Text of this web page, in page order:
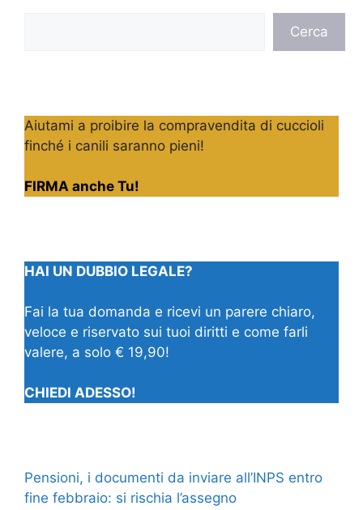
Cerca
Aiutami a proibire la compravendita di cuccioli
finché i canili saranno pieni!
FIRMA anche Tu!
HAI UN DUBBIO LEGALE?
Fai la tua domanda e ricevi un parere chiaro,
veloce e riservato sui tuoi diritti e come farli
valere, a solo € 19,90!
CHIEDI ADESSO!
Pensioni, i documenti da inviare all’INPS entro
fine febbraio: si rischia l’assegno